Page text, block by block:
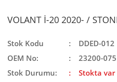
VOLANT İ-20 2020- /
Stok Kodu
DDED-012
OEM No:
23200-
Stok Durumu:
Stokta var